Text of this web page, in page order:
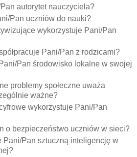
autorytet nauczyciela?
Pan uczniów do nauki?
wykorzystuje Pani/Pan
Pani/Pan z rodzicami?
Pan środowisko lokalne w swojej
problemy społeczne uważa
ważne?
wykorzystuje Pani/Pan
o bezpieczeństwo uczniów w sieci?
Pani/Pan sztuczną inteligencję w